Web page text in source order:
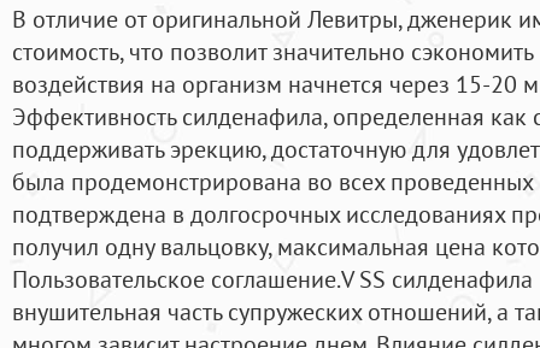
В отличие от оригинальной Левитры, дженерик
стоимость, что позволит значительно
воздействия на организм начнется через 15-20
Эффективность силденафила, определенная как
поддерживать эрекцию, достаточную для
была продемонстрирована во всех
подтверждена в долгосрочных исследованиях
получил одну вальцовку, максимальная цена
Пользовательское соглашение.V SS
внушительная часть супружеских отношений, а